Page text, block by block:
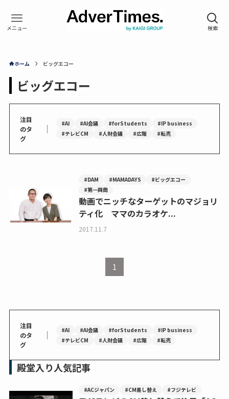
ホーム ビッグエコー
ビッグエコー
注目
のタ
グ
｜ #AI #AI会議 #forStudents
#IP business
#テレビCM
#人財会議 #広報 #転売
#DAM #MAMADAYS
#ビッグエコー
#第一興商
動画でニッチなターゲットのマジョリ
ティ化 ママのカラオケ...
2017.11.7
1
注目
のタ
グ
｜ #AI #AI会議 #forStudents
#IP business
#テレビCM
#人財会議 #広報 #転売
殿堂入り人気記事
#ACジャパン #CM差し替え #フジテレビ